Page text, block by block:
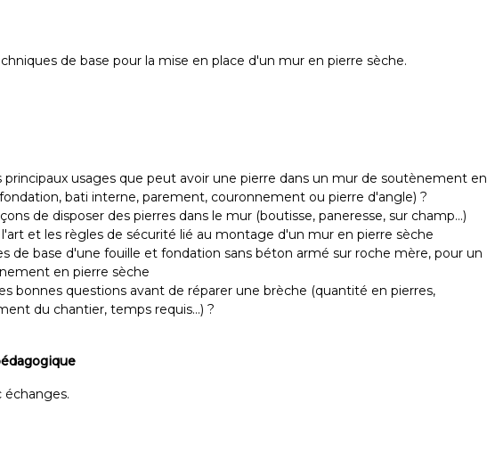
de base pour la mise en place d'un mur en pierre sèche.
principaux usages que peut avoir une pierre dans un mur de soutènement en
bati interne, parement, couronnement ou pierre d'angle) ?
de disposer des pierres dans le mur (boutisse, paneresse, sur champ…)
l'art et les règles de sécurité lié au montage d'un mur en pierre sèche
de base d'une fouille et fondation sans béton armé sur roche mère, pour un
en pierre sèche
bonnes questions avant de réparer une brèche (quantité en pierres,
du chantier, temps requis…) ?
échanges.